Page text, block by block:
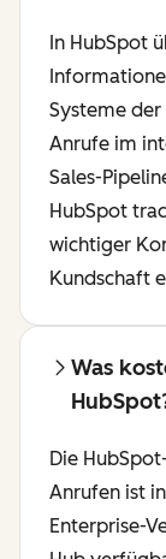
In HubSpot
Systeme
Anrufe im
Sales-
HubSpot
wichtiger
Kundschaft
Was
Die
Anrufen ist
Enterprise-